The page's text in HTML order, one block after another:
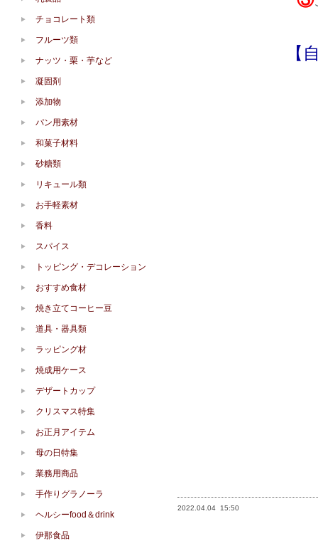
【
2022.04.04 15:50
チョコレート類
フルーツ類
ナッツ・栗・芋など
凝固剤
添加物
パン用素材
和菓子材料
砂糖類
リキュール類
お手軽素材
香料
スパイス
トッピング・デコレーション
おすすめ食材
焼き立てコーヒー豆
道具・器具類
ラッピング材
焼成用ケース
デザートカップ
クリスマス特集
お正月アイテム
母の日特集
業務用商品
手作りグラノーラ
ヘルシーfood＆drink
伊那食品